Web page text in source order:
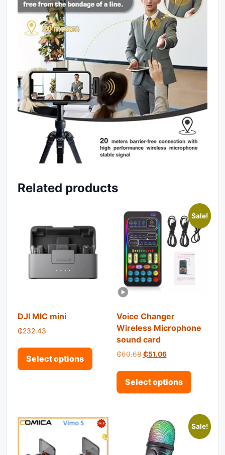
Related products
DJI MIC mini
₵232.43
Select options
This product has multiple
Sale!
Voice Changer
Wireless Microphone
sound card
₵60.68 Original price was:
₵51.06Current price is:
Select options
Sale!